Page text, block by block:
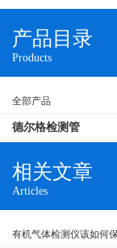
产品目录
Products
全部产品
德尔格检测管
相关文章
Articles
有机气体检测仪该如何